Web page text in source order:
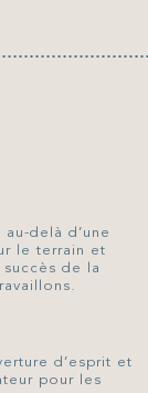
delà d’une
le terrain et
de la
d’esprit et
pour les